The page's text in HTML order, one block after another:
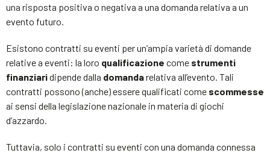
una risposta positiva o negativa a una domanda relativa a un
evento futuro.
Esistono contratti su eventi per un’ampia varietà di domande
relative a eventi: la loro qualificazione come strumenti
finanziaridipende dalla domandarelativa all’evento. Tali
contratti possono (anche) essere qualificati come scommesse
ai sensi della legislazione nazionale in materia di giochi
d’azzardo.
Tuttavia, solo i contratti su eventi con una domanda connessa